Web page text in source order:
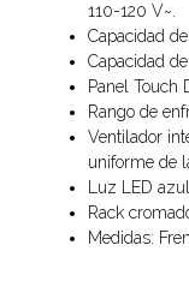
110-120 V~.
Capacidad
Capacidad
Panel Touch
Rango de
Ventilador
uniforme de
Luz LED
Rack
Medidas: